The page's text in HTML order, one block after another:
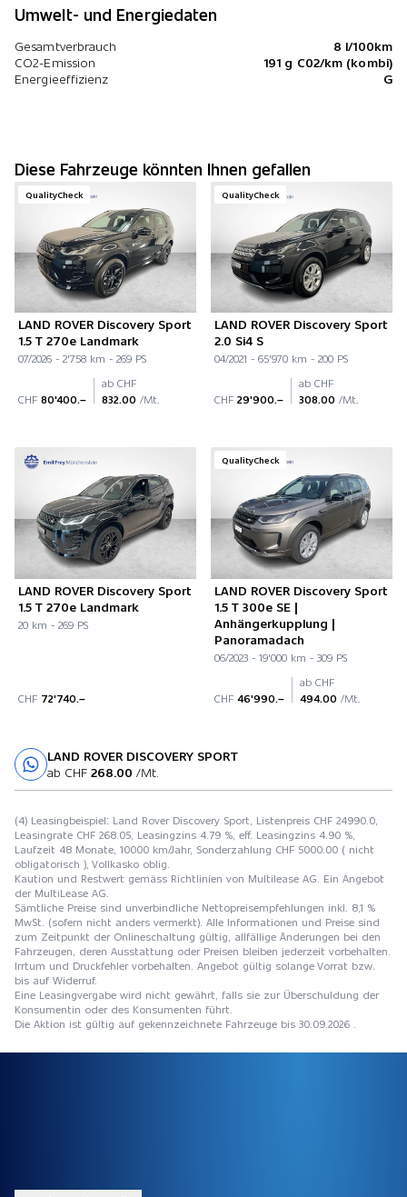
Umwelt- und Energiedaten
Gesamtverbrauch
8 l/100km
CO2-Emission
191 g C02/km (kombi)
Energieeffizienz
G
Diese Fahrzeuge könnten Ihnen gefallen
QualityCheck
LAND ROVER Discovery Sport
1.5 T 270e Landmark
07/2026 - 2'758 km - 269 PS
CHF 80'400.–
ab CHF
832.00 /Mt.
QualityCheck
LAND ROVER Discovery Sport
2.0 Si4 S
04/2021 - 65'970 km - 200 PS
CHF 29'900.–
ab CHF
308.00 /Mt.
LAND ROVER Discovery Sport
1.5 T 270e Landmark
20 km - 269 PS
CHF 72'740.–
QualityCheck
LAND ROVER Discovery Sport
1.5 T 300e SE |
Anhängerkupplung |
Panoramadach
06/2023 - 19'000 km - 309 PS
CHF 46'990.–
ab CHF
494.00 /Mt.
LAND ROVER DISCOVERY SPORT
ab CHF 268.00 /Mt.
(4) Leasingbeispiel: Land Rover Discovery Sport, Listenpreis CHF 24990.0,
Leasingrate CHF 268.05, Leasingzins 4.79 %, eff. Leasingzins 4.90 %,
Laufzeit 48 Monate, 10000 km/Jahr, Sonderzahlung CHF 5000.00 ( nicht
obligatorisch ), Vollkasko oblig.
Kaution und Restwert gemäss Richtlinien von Multilease AG. Ein Angebot
der MultiLease AG.
Sämtliche Preise sind unverbindliche Nettopreisempfehlungen inkl. 8,1 %
MwSt. (sofern nicht anders vermerkt). Alle Informationen und Preise sind
zum Zeitpunkt der Onlineschaltung gültig, allfällige Änderungen bei den
Fahrzeugen, deren Ausstattung oder Preisen bleiben jederzeit vorbehalten.
Irrtum und Druckfehler vorbehalten. Angebot gültig solange Vorrat bzw.
bis auf Widerruf.
Eine Leasingvergabe wird nicht gewährt, falls sie zur Überschuldung der
Konsumentin oder des Konsumenten führt.
Die Aktion ist gültig auf gekennzeichnete Fahrzeuge bis 30.09.2026 .